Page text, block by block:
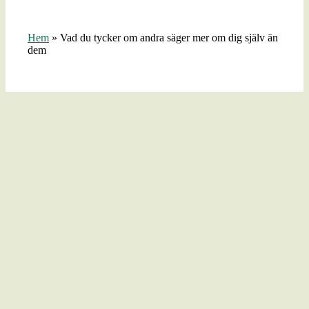
Hem » Vad du tycker om andra säger mer om dig själv än
dem